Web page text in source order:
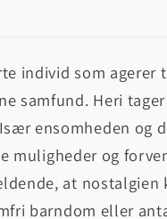
individ som agerer
samfund. Heri
ensomheden og
og
at
barndom eller